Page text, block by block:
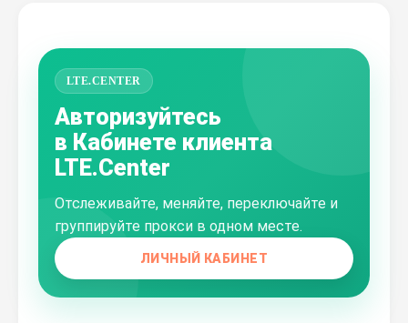
LTE.CENTER
Авторизуйтесь
в Кабинете клиента
LTE.Center
Отслеживайте, меняйте, переключайте и
группируйте прокси в одном месте.
ЛИЧНЫЙ КАБИНЕТ